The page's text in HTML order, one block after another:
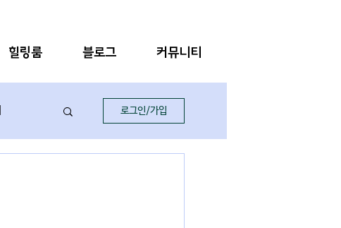
힐링룸 블로그 커뮤니티
로그인/가입